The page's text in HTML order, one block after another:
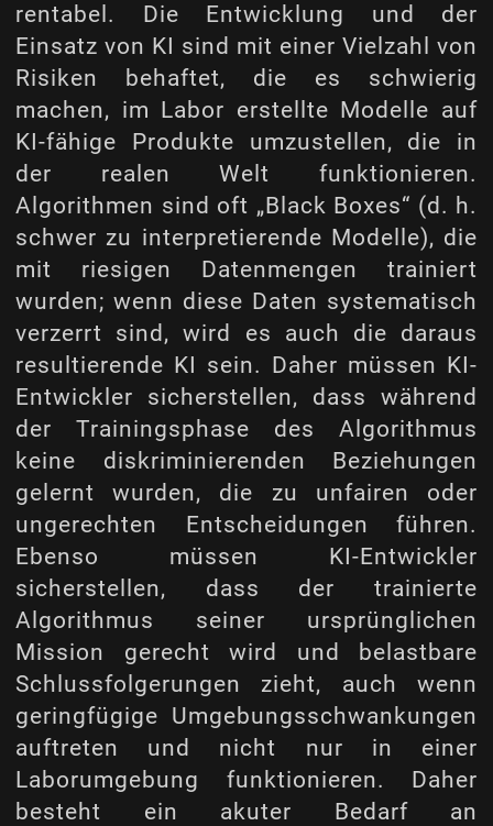
rentabel. Die Entwicklung und der
Einsatz von KI sind mit einer Vielzahl von
Risiken behaftet, die es schwierig
machen, im Labor erstellte Modelle auf
KI-fähige Produkte umzustellen, die in
der realen Welt funktionieren.
Algorithmen sind oft „Black Boxes“ (d. h.
schwer zu interpretierende Modelle), die
mit riesigen Datenmengen trainiert
wurden; wenn diese Daten systematisch
verzerrt sind, wird es auch die daraus
resultierende KI sein. Daher müssen KI-
Entwickler sicherstellen, dass während
der Trainingsphase des Algorithmus
keine diskriminierenden Beziehungen
gelernt wurden, die zu unfairen oder
ungerechten Entscheidungen führen.
Ebenso müssen KI-Entwickler
sicherstellen, dass der trainierte
Algorithmus seiner ursprünglichen
Mission gerecht wird und belastbare
Schlussfolgerungen zieht, auch wenn
geringfügige Umgebungsschwankungen
auftreten und nicht nur in einer
Laborumgebung funktionieren. Daher
besteht ein akuter Bedarf an